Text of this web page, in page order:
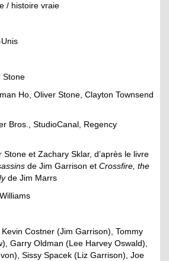
vraie
Ho, Oliver Stone, Clayton Townsend
StudioCanal, Regency
et Zachary Sklar, d’après le livre
de Jim Garrison et Crossfire, the
de Jim Marrs
Costner (Jim Garrison), Tommy
Garry Oldman (Lee Harvey Oswald),
Sissy Spacek (Liz Garrison), Joe